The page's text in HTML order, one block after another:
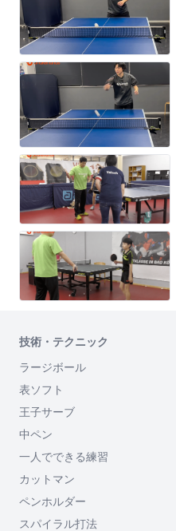
技術・テクニック
ラージボール
表ソフト
王子サーブ
中ペン
一人でできる練習
カットマン
ペンホルダー
スパイラル打法